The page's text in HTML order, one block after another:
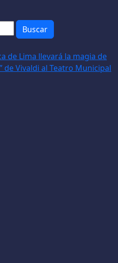
Buscar
de Lima llevará la magia de
de Vivaldi al Teatro Municipal